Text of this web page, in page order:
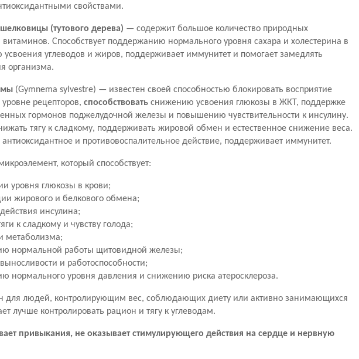
свойствами.
шелковицы (тутового дерева) — содержит большое количество природных
витаминов. Способствует поддержанию нормального уровня сахара и холестерина в
углеводов и жиров, поддерживает иммунитет и помогает замедлять
организма.
(Gymnema sylvestre) — известен своей способностью блокировать восприятие
уровне рецепторов, способствовать снижению усвоения глюкозы в ЖКТ, поддержке
гормонов поджелудочной железы и повышению чувствительности к инсулину.
тягу к сладкому, поддерживать жировой обмен и естественное снижение веса.
и противовоспалительное действие, поддерживает иммунитет.
который способствует:
уровня глюкозы в крови;
жирового и белкового обмена;
инсулина;
к сладкому и чувству голода;
метаболизма;
нормальной работы щитовидной железы;
и работоспособности;
нормального уровня давления и снижению риска атеросклероза.
для людей, контролирующим вес, соблюдающих диету или активно занимающихся
лучше контролировать рацион и тягу к углеводам.
привыкания, не оказывает стимулирующего действия на сердце и нервную